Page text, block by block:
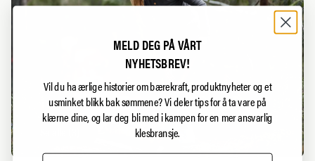
MELD DEG PÅ VÅRT
NYHETSBREV!
Vil du ha ærlige historier om bærekraft, produktnyheter og et
usminket blikk bak sømmene?Vi deler tips for å ta vare på
klærne dine, og lar deg bli med i kampen for en mer ansvarlig
klesbransje.